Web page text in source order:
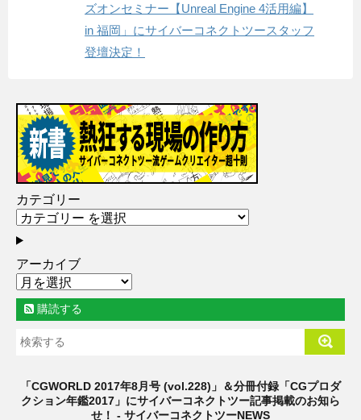
ズオンセミナー【Unreal Engine 4活用編】
in 福岡」にサイバーコネクトツースタッフ
登壇決定！
カテゴリー
アーカイブ
購読する
「CGWORLD 2017年8月号 (vol.228)」＆分冊付録「CGプロダ
クション年鑑2017」にサイバーコネクトツー記事掲載のお知ら
せ！ - サイバーコネクトツーNEWS